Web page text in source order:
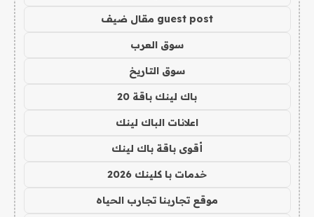
guest post مقال ضيف
سوق العرب
سوق التاريخ
باك لينك باقة 20
اعلانات الباك لينك
أقوى باقة باك لينك
خدمات با كلينك 2026
موقع تجاربنا تجارب الحياه